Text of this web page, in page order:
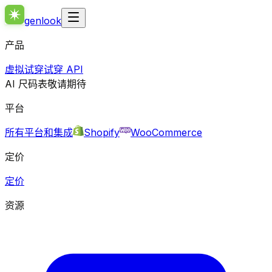
genlook
产品
虚拟试穿试穿 API
AI 尺码表敬请期待
平台
所有平台和集成
Shopify
WooCommerce
定价
定价
资源